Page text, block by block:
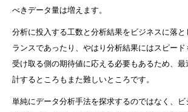
べきデータ量は増えます。
分析に投入する工数と分析結果をビジネスに落
ランスであったり、やはり分析結果にはスピード
受け取る側の期待値に応える必要もあるため、
計するところもまた難しいところです。
単純にデータ分析手法を探求するのではなく、